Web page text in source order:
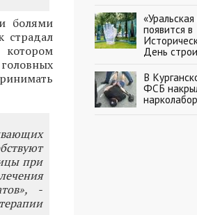
болями
страдал
при
-
появится в
День
В
ФСБ